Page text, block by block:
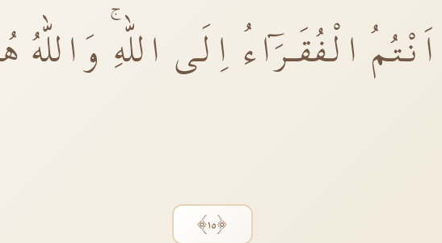
الْفُقَـرَٓاءُ اِلَى اللّٰهِۚ
﴿١٥﴾